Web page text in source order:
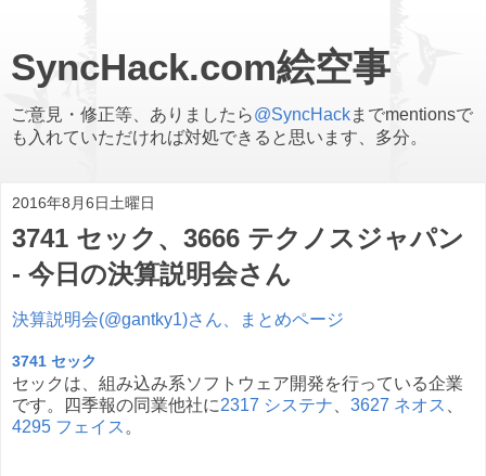
SyncHack.com絵空事
ご意見・修正等、ありましたら@SyncHackまでmentionsで
も入れていただければ対処できると思います、多分。
2016年8月6日土曜日
3741 セック、3666 テクノスジャパン
- 今日の決算説明会さん
決算説明会(@gantky1)さん、まとめページ
3741 セック
セックは、組み込み系ソフトウェア開発を行っている企業
です。四季報の同業他社に2317 システナ 3627 ネオス
4295 フェイス 。